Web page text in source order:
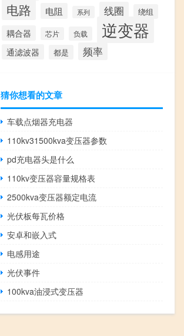
电路 电阻 系列 线圈 绕组
耦合器 芯片 负载 逆变器
通滤波器 都是 频率
猜你想看的文章
车载点烟器充电器
110kv31500kva变压器参数
pd充电器头是什么
110kv变压器容量规格表
2500kva变压器额定电流
光伏板每瓦价格
安卓和嵌入式
电感用途
光伏事件
100kva油浸式变压器